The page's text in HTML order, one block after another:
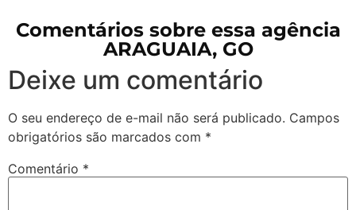
Comentários sobre essa agência
ARAGUAIA, GO
Deixe um comentário
O seu endereço de e-mail não será publicado. Campos
obrigatórios são marcados com *
Comentário *